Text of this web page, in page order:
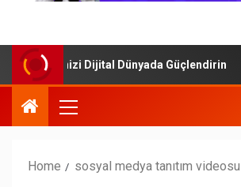
İşletmenizi Dijital Dünyada Güçlendirin
Home sosyal medya tanıtım videosu